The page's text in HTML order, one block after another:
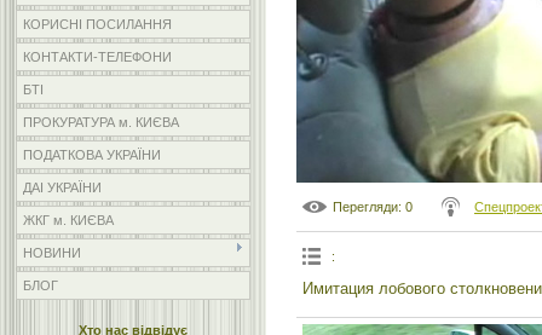
КОРИСНІ ПОСИЛАННЯ
КОНТАКТИ-ТЕЛЕФОНИ
БТІ
ПРОКУРАТУРА м. КИЄВА
ПОДАТКОВА УКРАЇНИ
ДАІ УКРАЇНИ
ЖКГ м. КИЄВА
НОВИНИ
БЛОГ
Хто нас відвідує
Перегляди: 0
:
Имитация лобового